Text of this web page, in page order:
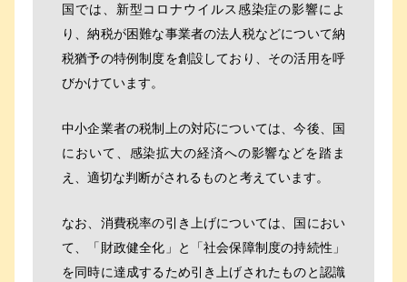
国では、新型コロナウイルス感染症の影響によ
り、納税が困難な事業者の法人税などについて納
税猶予の特例制度を創設しており、その活用を呼
びかけています。
中小企業者の税制上の対応については、今後、国
において、感染拡大の経済への影響などを踏ま
え、適切な判断がされるものと考えています。
なお、消費税率の引き上げについては、国におい
て、「財政健全化」と「社会保障制度の持続性」
を同時に達成するため引き上げされたものと認識